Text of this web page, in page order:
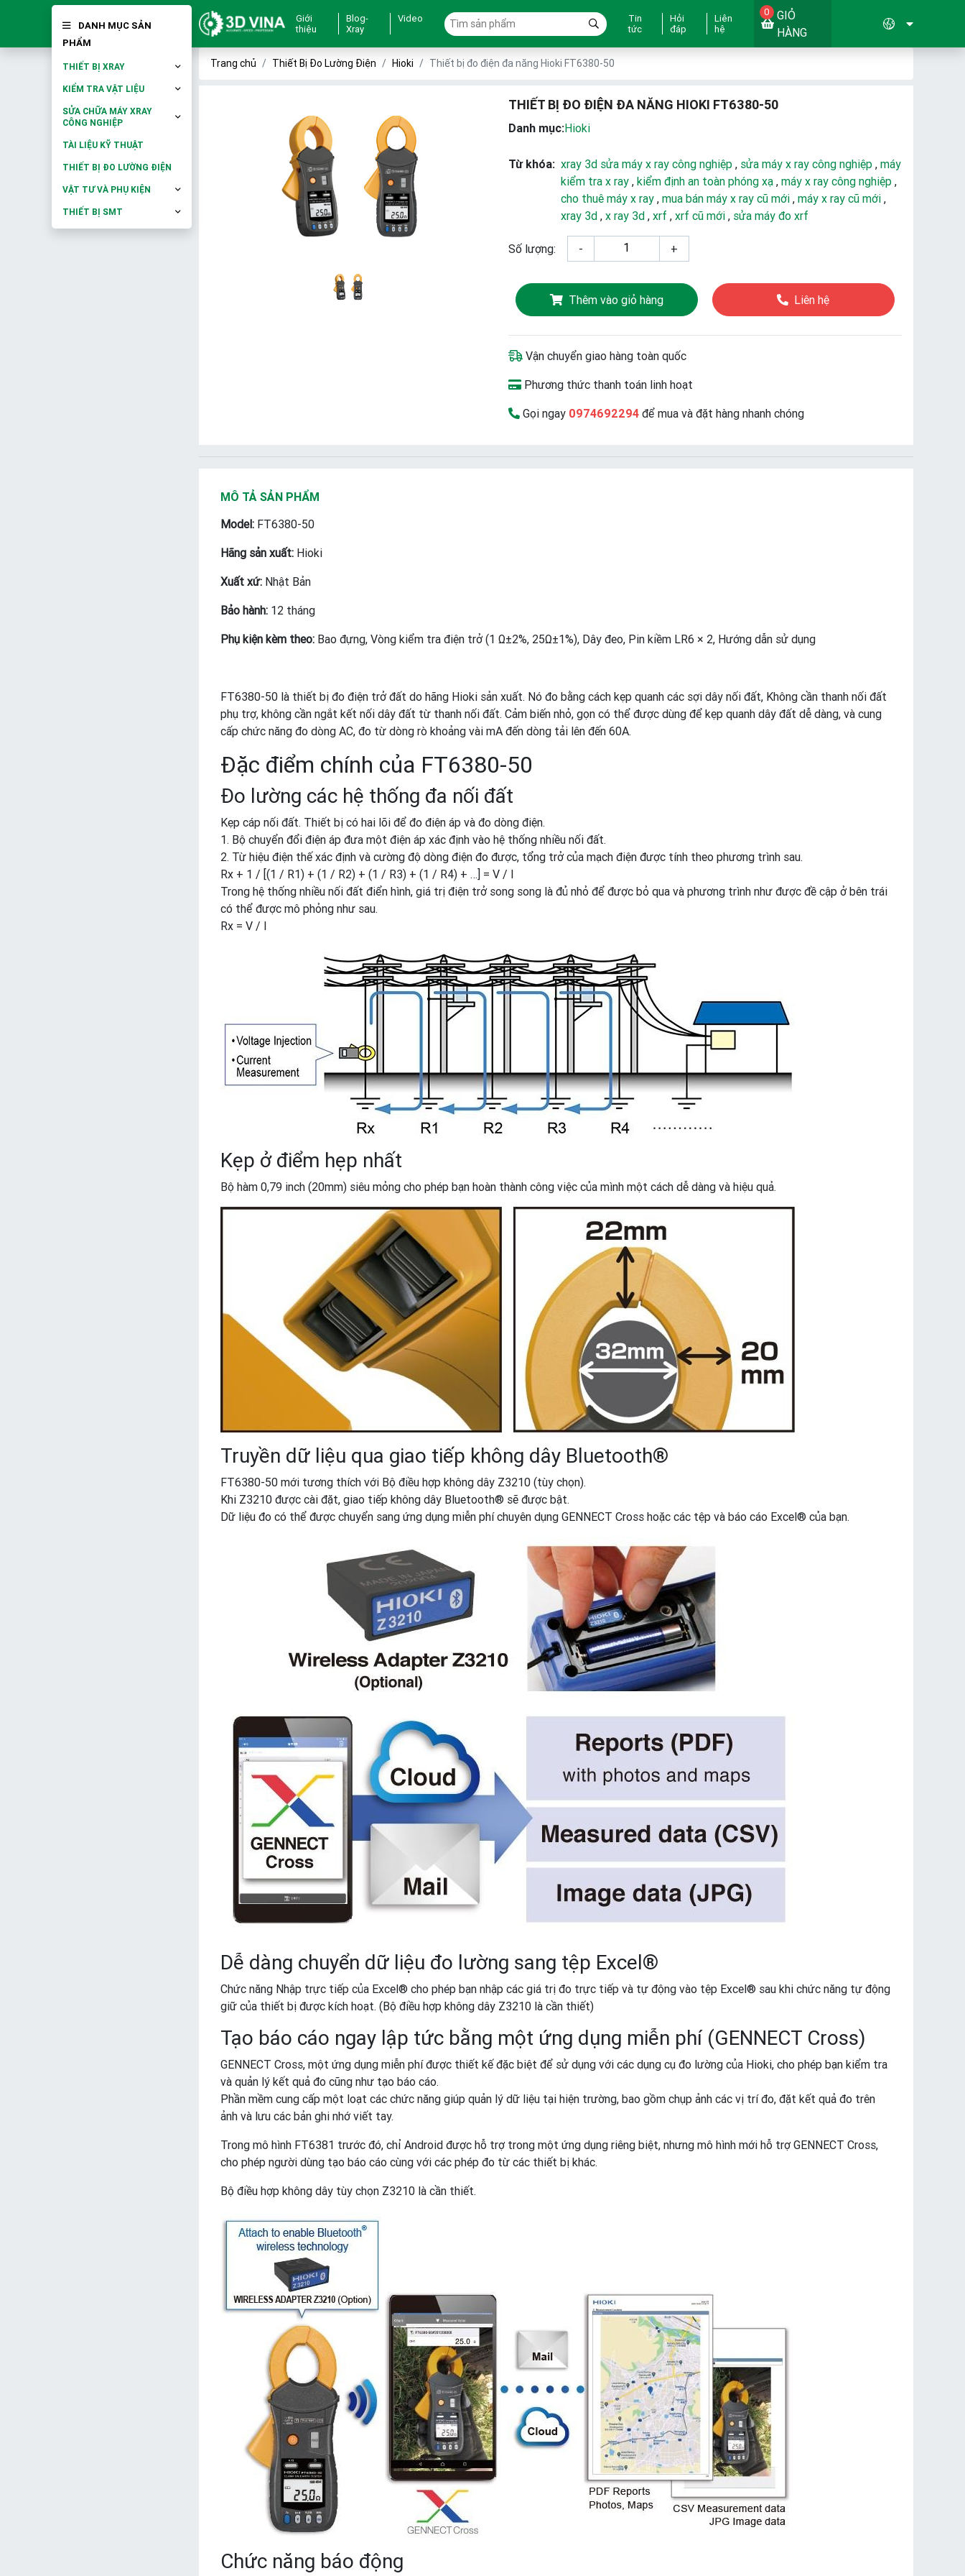
DANH MỤC SẢN
PHẨM
THIẾT BỊ XRAY
KIỂM TRA VẬT LIỆU
SỬA CHỮA MÁY XRAY
CÔNG NGHIỆP
TÀI LIỆU KỸ THUẬT
THIẾT BỊ ĐO LƯỜNG ĐIỆN
VẬT TƯ VÀ PHỤ KIỆN
THIẾT BỊ SMT
Giới
thiệu
Blog-
Xray
Video
Tin
tức
Hỏi
đáp
Liên
hệ
GIỎ
HÀNG
0
Trang chủ Thiết Bị Đo Lường Điện Hioki Thiết bị đo điện đa năng Hioki FT6380-50
THIẾT BỊ ĐO ĐIỆN ĐA NĂNG HIOKI FT6380-50
Danh mục:Hioki
Từ khóa: xray 3d sửa máy x ray công nghiệp, sửa máy x ray công nghiệp, máy
kiểm tra x ray, kiểm định an toàn phóng xạ, máy x ray công nghiệp,
cho thuê máy x ray, mua bán máy x ray cũ mới, máy x ray cũ mới,
xray 3d, x ray 3d, xrf , xrf cũ mới, sửa máy đo xrf
Số lượng: - +
Thêm vào giỏ hàng Liên hệ
Vận chuyển giao hàng toàn quốc
Phương thức thanh toán linh hoạt
Gọi ngay 0974692294để mua và đặt hàng nhanh chóng
MÔ TẢ SẢN PHẨM
Model: FT6380-50
Hãng sản xuất: Hioki
Xuất xứ: Nhật Bản
Bảo hành: 12 tháng
Phụ kiện kèm theo: Bao đựng, Vòng kiểm tra điện trở (1 Ω±2%, 25Ω±1%), Dây đeo, Pin kiềm LR6 × 2, Hướng dẫn sử dụng
FT6380-50 là thiết bị đo điện trở đất do hãng Hioki sản xuất. Nó đo bằng cách kẹp quanh các sợi dây nối đất, Không cần thanh nối đất
phụ trợ, không cần ngắt kết nối dây đất từ thanh nối đất. Cảm biến nhỏ, gọn có thể được dùng để kẹp quanh dây đất dễ dàng, và cung
cấp chức năng đo dòng AC, đo từ dòng rò khoảng vài mA đến dòng tải lên đến 60A.
Đặc điểm chính của FT6380-50
Đo lường các hệ thống đa nối đất
Kẹp cáp nối đất. Thiết bị có hai lõi để đo điện áp và đo dòng điện.
1. Bộ chuyển đổi điện áp đưa một điện áp xác định vào hệ thống nhiều nối đất.
2. Từ hiệu điện thế xác định và cường độ dòng điện đo được, tổng trở của mạch điện được tính theo phương trình sau.
Rx + 1 / [(1 / R1) + (1 / R2) + (1 / R3) + (1 / R4) + …] = V / I
Trong hệ thống nhiều nối đất điển hình, giá trị điện trở song song là đủ nhỏ để được bỏ qua và phương trình như được đề cập ở bên trái
có thể được mô phỏng như sau.
Rx = V / I
Kẹp ở điểm hẹp nhất
Bộ hàm 0,79 inch (20mm) siêu mỏng cho phép bạn hoàn thành công việc của mình một cách dễ dàng và hiệu quả.
Truyền dữ liệu qua giao tiếp không dây Bluetooth®
FT6380-50 mới tương thích với Bộ điều hợp không dây Z3210 (tùy chọn).
Khi Z3210 được cài đặt, giao tiếp không dây Bluetooth® sẽ được bật.
Dữ liệu đo có thể được chuyển sang ứng dụng miễn phí chuyên dụng GENNECT Cross hoặc các tệp và báo cáo Excel® của bạn.
Dễ dàng chuyển dữ liệu đo lường sang tệp Excel®
Chức năng Nhập trực tiếp của Excel® cho phép bạn nhập các giá trị đo trực tiếp và tự động vào tệp Excel® sau khi chức năng tự động
giữ của thiết bị được kích hoạt. (Bộ điều hợp không dây Z3210 là cần thiết)
Tạo báo cáo ngay lập tức bằng một ứng dụng miễn phí (GENNECT Cross)
GENNECT Cross, một ứng dụng miễn phí được thiết kế đặc biệt để sử dụng với các dụng cụ đo lường của Hioki, cho phép bạn kiểm tra
và quản lý kết quả đo cũng như tạo báo cáo.
Phần mềm cung cấp một loạt các chức năng giúp quản lý dữ liệu tại hiện trường, bao gồm chụp ảnh các vị trí đo, đặt kết quả đo trên
ảnh và lưu các bản ghi nhớ viết tay.
Trong mô hình FT6381 trước đó, chỉ Android được hỗ trợ trong một ứng dụng riêng biệt, nhưng mô hình mới hỗ trợ GENNECT Cross,
cho phép người dùng tạo báo cáo cùng với các phép đo từ các thiết bị khác.
Bộ điều hợp không dây tùy chọn Z3210 là cần thiết.
Chức năng báo động